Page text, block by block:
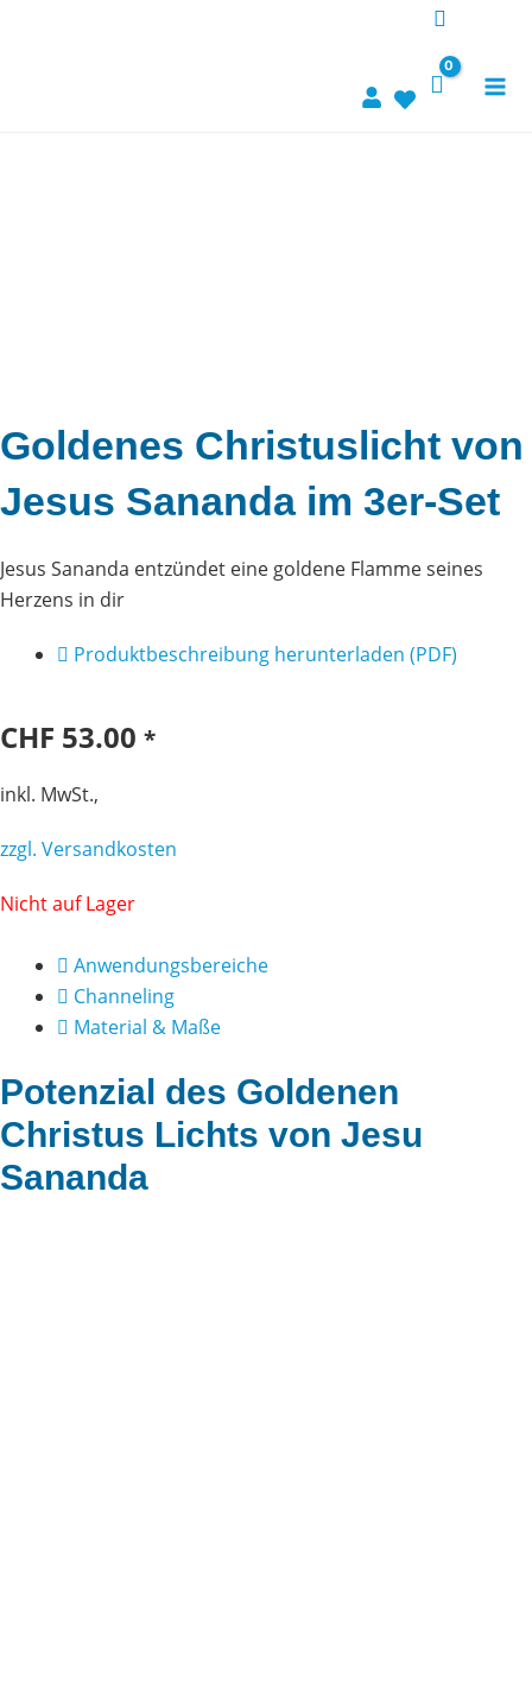
Goldenes Christuslicht von
Jesus Sananda im 3er-Set
Jesus Sananda entzündet eine goldene Flamme seines
Herzens in dir
Produktbeschreibung herunterladen (PDF)
CHF 53.00 *
inkl. MwSt.,
zzgl. Versandkosten
Nicht auf Lager
Anwendungsbereiche
Channeling
Material & Maße
Potenzial des Goldenen
Christus Lichts von Jesu
Sananda